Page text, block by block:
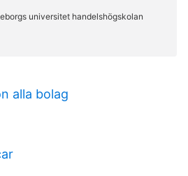
alla bolag